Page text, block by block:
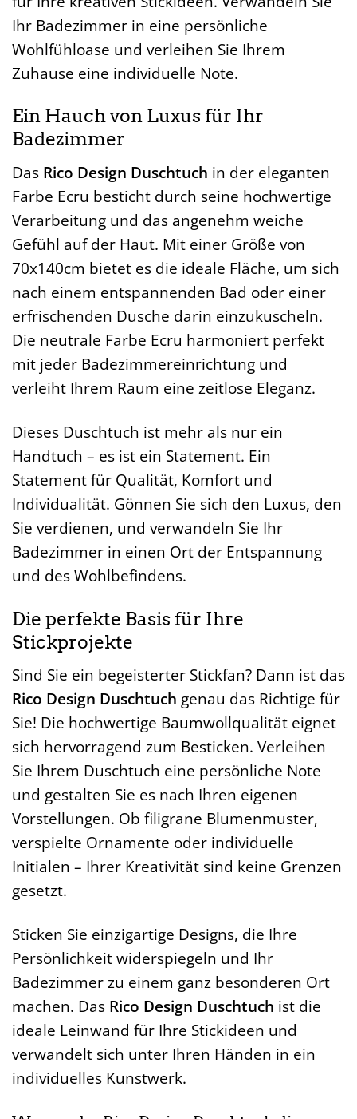
Ihr Badezimmer in eine persönliche
Wohlfühloase und verleihen Sie Ihrem
Zuhause eine individuelle Note.
Ein Hauch von Luxus für Ihr
Badezimmer
Das Rico Design Duschtuch in der eleganten
Farbe Ecru besticht durch seine hochwertige
Verarbeitung und das angenehm weiche
Gefühl auf der Haut. Mit einer Größe von
70x140cm bietet es die ideale Fläche, um sich
nach einem entspannenden Bad oder einer
erfrischenden Dusche darin einzukuscheln.
Die neutrale Farbe Ecru harmoniert perfekt
mit jeder Badezimmereinrichtung und
verleiht Ihrem Raum eine zeitlose Eleganz.
Dieses Duschtuch ist mehr als nur ein
Handtuch – es ist ein Statement. Ein
Statement für Qualität, Komfort und
Individualität. Gönnen Sie sich den Luxus, den
Sie verdienen, und verwandeln Sie Ihr
Badezimmer in einen Ort der Entspannung
und des Wohlbefindens.
Die perfekte Basis für Ihre
Stickprojekte
Sind Sie ein begeisterter Stickfan? Dann ist das
Rico Design Duschtuch genau das Richtige für
Sie! Die hochwertige Baumwollqualität eignet
sich hervorragend zum Besticken. Verleihen
Sie Ihrem Duschtuch eine persönliche Note
und gestalten Sie es nach Ihren eigenen
Vorstellungen. Ob filigrane Blumenmuster,
verspielte Ornamente oder individuelle
Initialen – Ihrer Kreativität sind keine Grenzen
gesetzt.
Sticken Sie einzigartige Designs, die Ihre
Persönlichkeit widerspiegeln und Ihr
Badezimmer zu einem ganz besonderen Ort
machen. Das Rico Design Duschtuch ist die
ideale Leinwand für Ihre Stickideen und
verwandelt sich unter Ihren Händen in ein
individuelles Kunstwerk.